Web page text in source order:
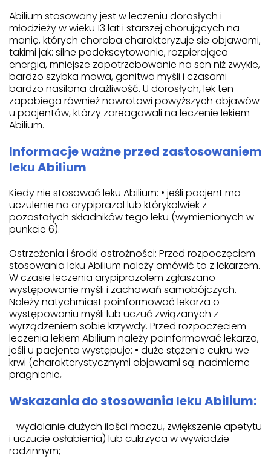
Abilium stosowany jest w leczeniu dorosłych i
młodzieży w wieku 13 lat i starszej chorujących na
manię, których choroba charakteryzuje się objawami,
takimi jak: silne podekscytowanie, rozpierająca
energia, mniejsze zapotrzebowanie na sen niż zwykle,
bardzo szybka mowa, gonitwa myśli i czasami
bardzo nasilona drażliwość. U dorosłych, lek ten
zapobiega również nawrotowi powyższych objawów
u pacjentów, którzy zareagowali na leczenie lekiem
Abilium.
Informacje ważne przed zastosowaniem
leku Abilium
Kiedy nie stosować leku Abilium: • jeśli pacjent ma
uczulenie na arypiprazol lub którykolwiek z
pozostałych składników tego leku (wymienionych w
punkcie 6).
Ostrzeżenia i środki ostrożności: Przed rozpoczęciem
stosowania leku Abilium należy omówić to z lekarzem.
W czasie leczenia arypiprazolem zgłaszano
występowanie myśli i zachowań samobójczych.
Należy natychmiast poinformować lekarza o
występowaniu myśli lub uczuć związanych z
wyrządzeniem sobie krzywdy. Przed rozpoczęciem
leczenia lekiem Abilium należy poinformować lekarza,
jeśli u pacjenta występuje: • duże stężenie cukru we
krwi (charakterystycznymi objawami są: nadmierne
pragnienie,
Wskazania do stosowania leku Abilium:
- wydalanie dużych ilości moczu, zwiększenie apetytu
i uczucie osłabienia) lub cukrzyca w wywiadzie
rodzinnym;